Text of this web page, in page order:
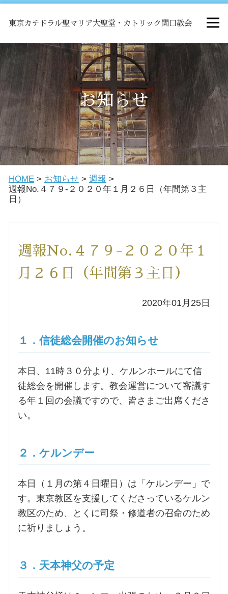
東京カテドラル聖マリア大聖堂・カトリック関口教会
HOME
ミサ
お知らせ
関口教会について
教会学校・中高生会
洗礼を希望される方
講座のご案内
森田神父の講座
教区カテキスタの講座
三田助祭の講座
オルガンメディテーション
お問合せ
交通・アクセス
お知らせ
HOME> お知らせ> 週報 >
週報No.４７９-２０２０年１月２６日（年間第３主
日）
週報No.４７９-２０２０年１
月２６日（年間第３主日）
2020年01月25日
１．信徒総会開催のお知らせ
本日、11時３０分より、ケルンホールにて信
徒総会を開催します。教会運営について審議す
る年１回の会議ですので、皆さまご出席くださ
い。
２．ケルンデー
本日（１月の第４日曜日）は「ケルンデー」で
す。東京教区を支援してくださっているケルン
教区のため、とくに司祭・修道者の召命のため
に祈りましょう。
３．天本神父の予定